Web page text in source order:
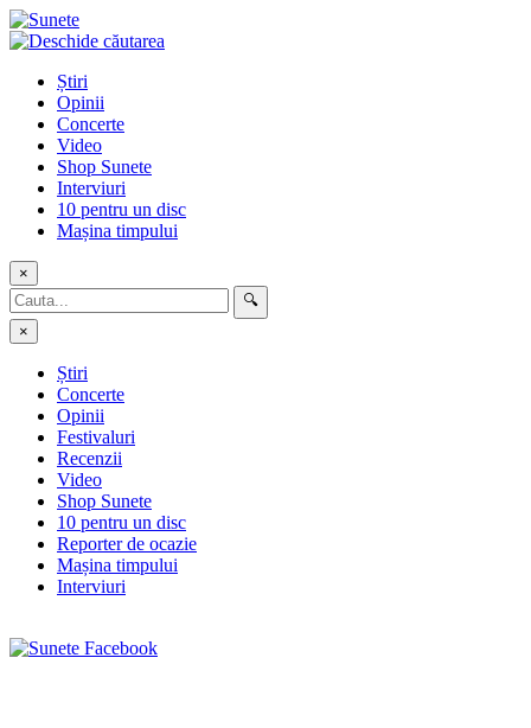
Skip
to
Știri
Opinii
Concerte
Video
Shop Sunete
Interviuri
10 pentru un disc
Mașina timpului
×
🔍
×
Știri
Concerte
Opinii
Festivaluri
Recenzii
Video
Shop Sunete
10 pentru un disc
Reporter de ocazie
Mașina timpului
Interviuri